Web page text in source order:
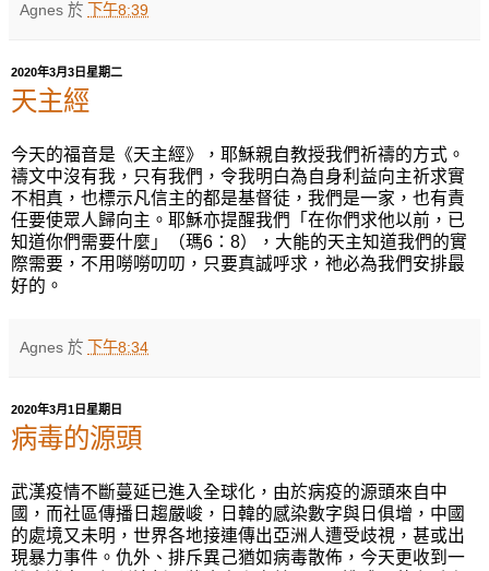
Agnes 於 下午8:39
2020年3月3日星期二
天主經
今天的福音是 《天主經》，耶穌親自教授我們祈禱的方式 。
禱文中沒有我，只有我們，令我明白為自身利益向主祈求實
不相真，也標示凡信主的都是基督徒，我們是一家，也有責
任要使眾人歸向主 。 耶穌亦提醒我們
「在你們求他以前，已
知道你們需要什麼」（瑪6 ： 8），大能的天主知道我們的實
際需要，不用嘮嘮叨叨，只要真誠呼求，祂必為我們安排最
好的 。
Agnes 於 下午8:34
2020年3月1日星期日
病毒的源頭
武漢疫情不斷蔓延已進入全球化，由於病疫的源頭來自中
國，而社區傳播日趨嚴峻，日韓的感染數字與日俱增，中國
的處境又未明，世界各地接連傳出亞洲人遭受歧視，甚或出
現暴力事件。仇外、排斥異己猶如病毒散佈，今天更收到一